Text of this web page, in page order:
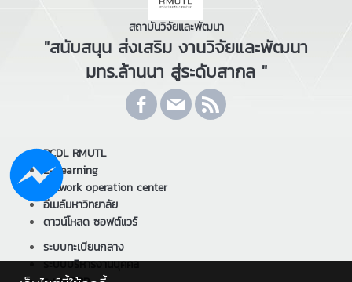
สถาบันวิจัยและพัฒนา
"สนับสนุน ส่งเสริม งานวิจัยและพัฒนา
มทร.ล้านนา สู่ระดับสากล "
RCDL RMUTL
E-Learning
Network operation center
อีเมล์มหาวิทยาลัย
ดาวน์โหลด ซอฟต์แวร์
ระบบทะเบียนกลาง
ระบบบริหารงานบุคคล